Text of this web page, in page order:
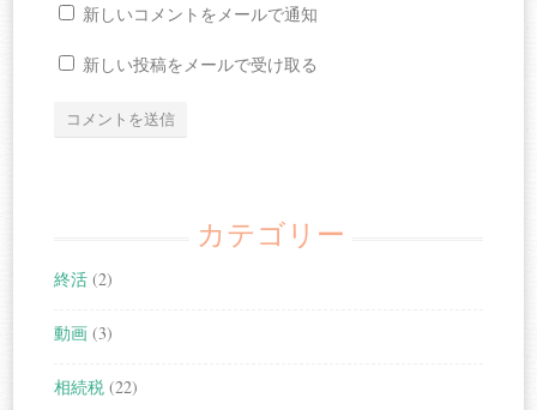
新しいコメントをメールで通知
新しい投稿をメールで受け取る
カテゴリー
終活 (2)
動画 (3)
相続税 (22)